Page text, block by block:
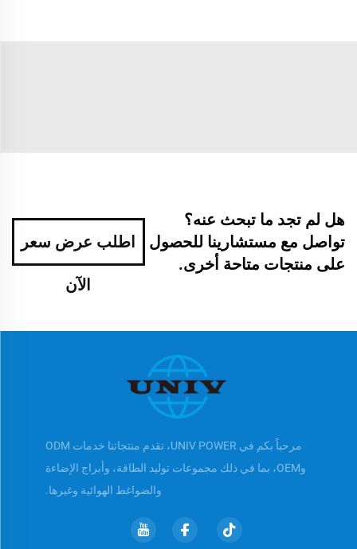
هل لم تجد ما تبحث عنه؟
تواصل مع مستشارينا للحصول
على منتجات متاحة أخرى.
اطلب عرض سعر
الآن
مرحباً بكم في UNIV POWER، تقدم منتجاتنا خدمات ODM
وOEM، بما في ذلك مجموعات توليد الطاقة، وأبراج الإضاءة
والضواغط الهوائية وغيرها.